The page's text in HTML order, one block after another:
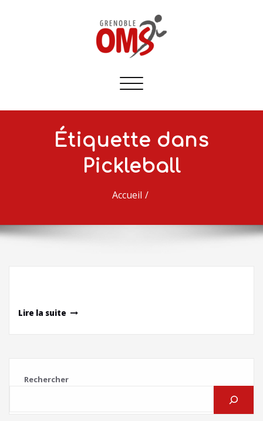
Afficher/masquer
navigation
Étiquette dans
Pickleball
Accueil
Lire la suite
Rechercher